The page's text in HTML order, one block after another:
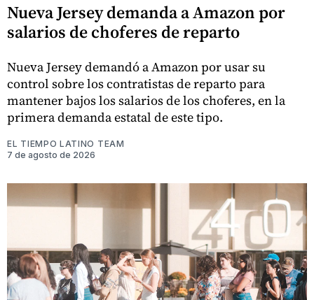
Nueva Jersey demanda a Amazon por
salarios de choferes de reparto
Nueva Jersey demandó a Amazon por usar su
control sobre los contratistas de reparto para
mantener bajos los salarios de los choferes, en la
primera demanda estatal de este tipo.
EL TIEMPO LATINO TEAM
7 de agosto de 2026